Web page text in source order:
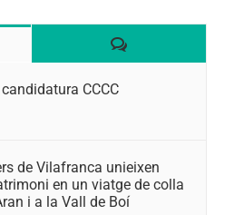
Comentaris
CCCC
de Vilafranca unieixen
en un viatge de colla
i a la Vall de Boí